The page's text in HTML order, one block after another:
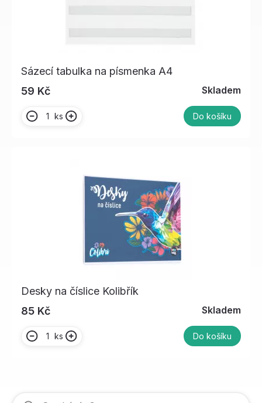
Sázecí tabulka na písmenka A4
59 Kč
Skladem
ks Do košíku
Desky na číslice Kolibřík
85 Kč
Skladem
ks Do košíku